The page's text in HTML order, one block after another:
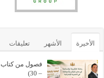
الأخيرة الأشهر تعليقات
– 30)